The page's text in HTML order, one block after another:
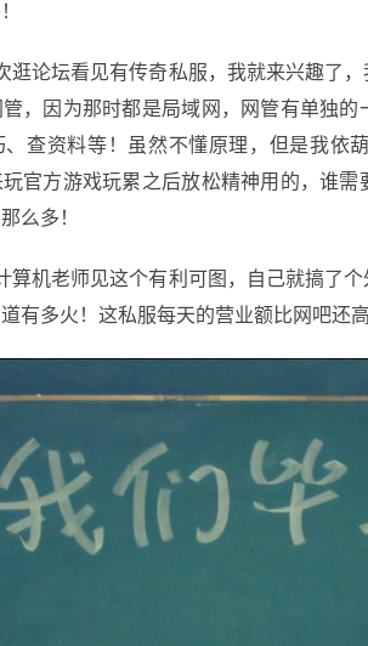
论坛看见有传奇私服，我就来兴趣了，
，因为那时都是局域网，网管有单独
、查资料等！虽然不懂原理，但是我依
官方游戏玩累之后放松精神用的，谁
么多！
机老师见这个有利可图，自己就搞了个
有多火！这私服每天的营业额比网吧还